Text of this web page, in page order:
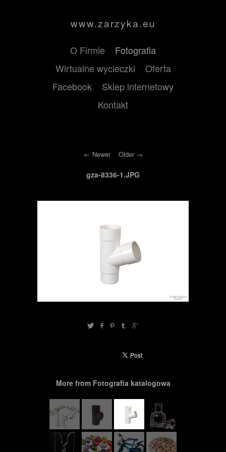
www.zarzyka.eu
O Firmie
Fotografia
Wirtualne wycieczki
Oferta
Facebook
Sklep internetowy
Kontakt
Newer Older
gza-8336-1.JPG
More from Fotografia katalogowa